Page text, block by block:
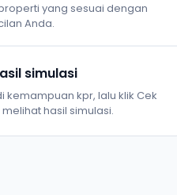
yang sesuai dengan
Anda.
simulasi
kemampuan kpr, lalu klik Cek
hasil simulasi.